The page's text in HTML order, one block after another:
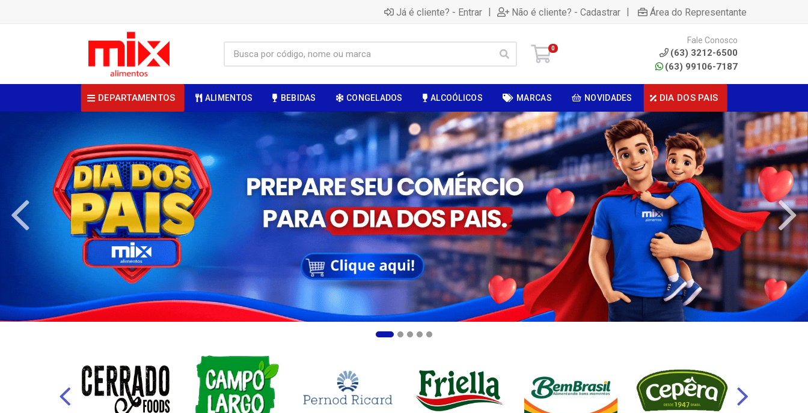
Já é cliente? - Entrar | Não é cliente? - Cadastrar | Área do Representante
0
Fale Conosco
(63) 3212-6500
(63) 99106-7187
DEPARTAMENTOS ALIMENTOS BEBIDAS CONGELADOS ALCOÓLICOS MARCAS NOVIDADES DIA DOS PAIS